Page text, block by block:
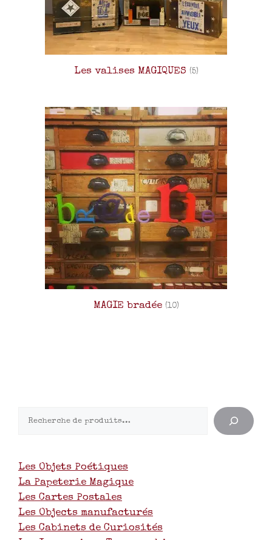
Les valises MAGIQUES (5)
MAGIE bradée (10)
Les Objets Poétiques
La Papeterie Magique
Les Cartes Postales
Les Objects manufacturés
Les Cabinets de Curiosités